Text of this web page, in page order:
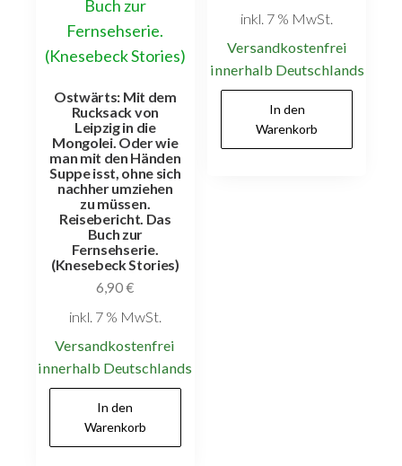
Ostwärts: Mit dem
Rucksack von
Leipzig in die
Mongolei. Oder wie
man mit den Händen
Suppe isst, ohne sich
nachher umziehen
zu müssen.
Reisebericht. Das
Buch zur
Fernsehserie.
(Knesebeck Stories)
6,90€
inkl. 7 % MwSt.
Versandkostenfrei
innerhalb Deutschlands
In den
Warenkorb
inkl. 7 % MwSt.
Versandkostenfrei
innerhalb Deutschlands
In den
Warenkorb